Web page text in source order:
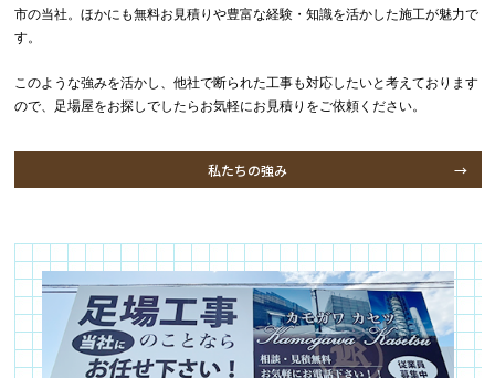
市の当社。ほかにも無料お見積りや豊富な経験・知識を活かした施工が魅力で
す。
このような強みを活かし、他社で断られた工事も対応したいと考えております
ので、足場屋をお探しでしたらお気軽にお見積りをご依頼ください。
私たちの強み